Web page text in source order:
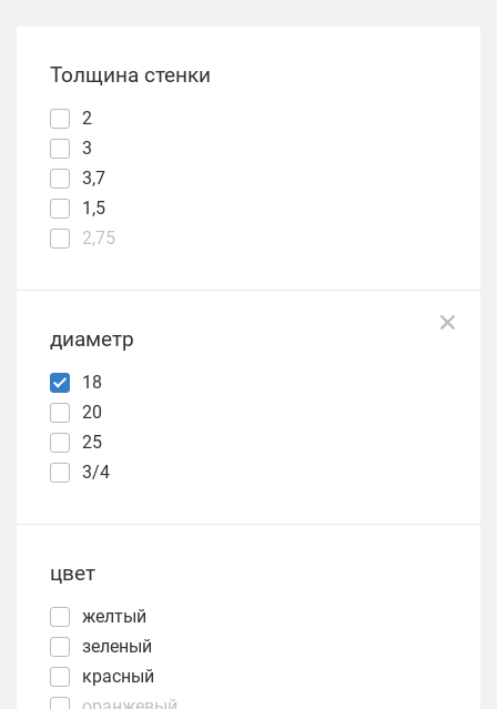
Толщина стенки
2
3
3,7
1,5
2,75
диаметр
18
20
25
3/4
цвет
желтый
зеленый
красный